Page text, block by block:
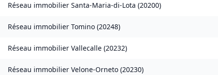
Réseau immobilier Santa-Maria-di-Lota (20200)
Réseau immobilier Tomino (20248)
Réseau immobilier Vallecalle (20232)
Réseau immobilier Velone-Orneto (20230)